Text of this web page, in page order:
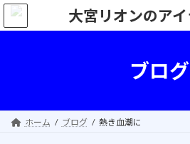
コ
ナ
ブログ
ホーム ブログ 熱き血潮に